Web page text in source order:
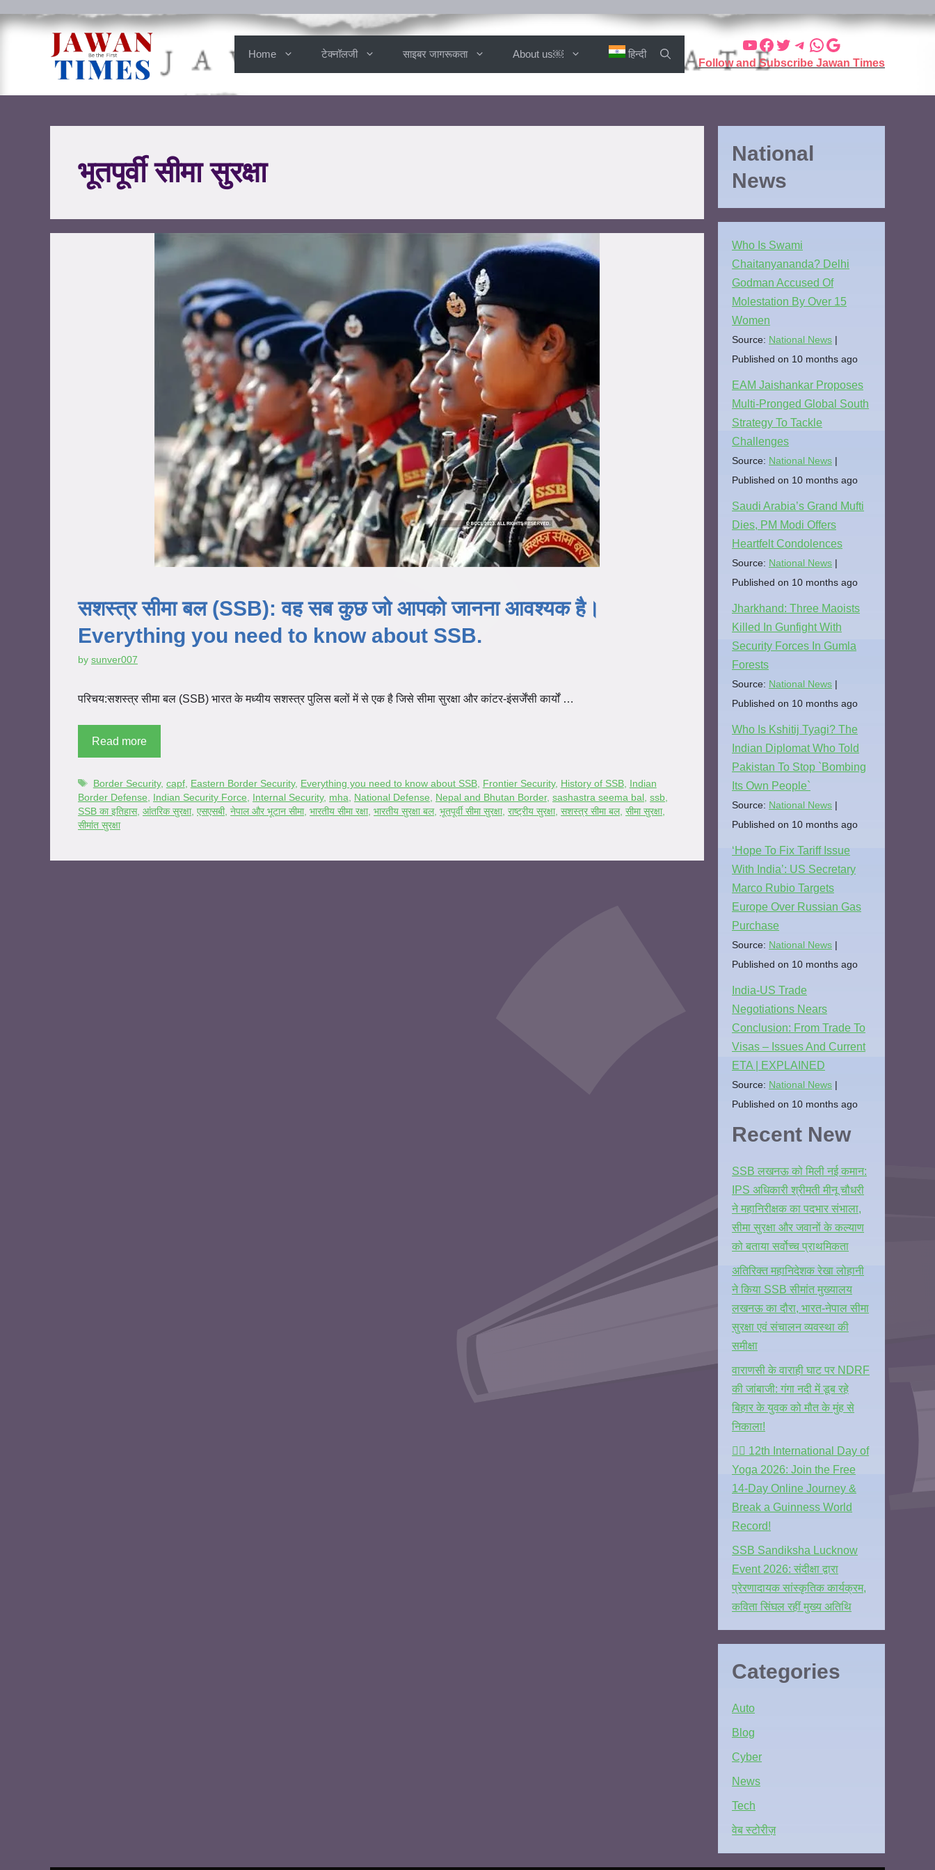
Home टेक्नॉलजी साइबर जागरूकता About us￼ हिन्दी
Follow and Subscribe Jawan Times
भूतपूर्वी सीमा सुरक्षा
सशस्त्र सीमा बल (SSB): वह सब कुछ जो आपको जानना आवश्यक है।
Everything you need to know about SSB.
by sunver007
परिचय:सशस्त्र सीमा बल (SSB) भारत के मध्यीय सशस्त्र पुलिस बलों में से एक है जिसे सीमा सुरक्षा और कांटर-इंसर्जेंसी कार्यों …
Read more
Border Security, capf, Eastern Border Security, Everything you need to know about SSB, Frontier Security, History of SSB, Indian
Border Defense
Indian Security Force Internal Security, mha National Defense Nepal and Bhutan Border, sashastra seema bal ssb
SSB का इतिहास, आंतरिक सुरक्षा, एसएसबी, नेपाल और भूटान सीमा, भारतीय सीमा रक्षा, भारतीय सुरक्षा बल, भूतपूर्वी सीमा सुरक्षा, राष्ट्रीय सुरक्षा, सशस्त्र सीमा बल, सीमा सुरक्षा,
सीमांत सुरक्षा
National
News
Who Is Swami
Chaitanyananda? Delhi
Godman Accused Of
Molestation By Over 15
Women
Source: National News
Published on 10 months ago
EAM Jaishankar Proposes
Multi-Pronged Global South
Strategy To Tackle
Challenges
Source: National News
Published on 10 months ago
Saudi Arabia’s Grand Mufti
Dies, PM Modi Offers
Heartfelt Condolences
Source: National News
Published on 10 months ago
Jharkhand: Three Maoists
Killed In Gunfight With
Security Forces In Gumla
Forests
Source: National News
Published on 10 months ago
Who Is Kshitij Tyagi? The
Indian Diplomat Who Told
Pakistan To Stop `Bombing
Its Own People`
Source: National News
Published on 10 months ago
‘Hope To Fix Tariff Issue
With India’: US Secretary
Marco Rubio Targets
Europe Over Russian Gas
Purchase
Source: National News
Published on 10 months ago
India-US Trade
Negotiations Nears
Conclusion: From Trade To
Visas – Issues And Current
ETA | EXPLAINED
Source: National News
Published on 10 months ago
Recent New
SSB लखनऊ को मिली नई कमान:
IPS अधिकारी श्रीमती मीनू चौधरी
ने महानिरीक्षक का पदभार संभाला,
सीमा सुरक्षा और जवानों के कल्याण
को बताया सर्वोच्च प्राथमिकता
अतिरिक्त महानिदेशक रेखा लोहानी
ने किया SSB सीमांत मुख्यालय
लखनऊ का दौरा, भारत-नेपाल सीमा
सुरक्षा एवं संचालन व्यवस्था की
समीक्षा
वाराणसी के वाराही घाट पर NDRF
की जांबाजी: गंगा नदी में डूब रहे
बिहार के युवक को मौत के मुंह से
निकाला!
🧘‍♂️ 12th International Day of
Yoga 2026: Join the Free
14-Day Online Journey &
Break a Guinness World
Record!
SSB Sandiksha Lucknow
Event 2026: संदीक्षा द्वारा
प्रेरणादायक सांस्कृतिक कार्यक्रम,
कविता सिंघल रहीं मुख्य अतिथि
Categories
Auto
Blog
Cyber
News
Tech
वेब स्टोरीज़